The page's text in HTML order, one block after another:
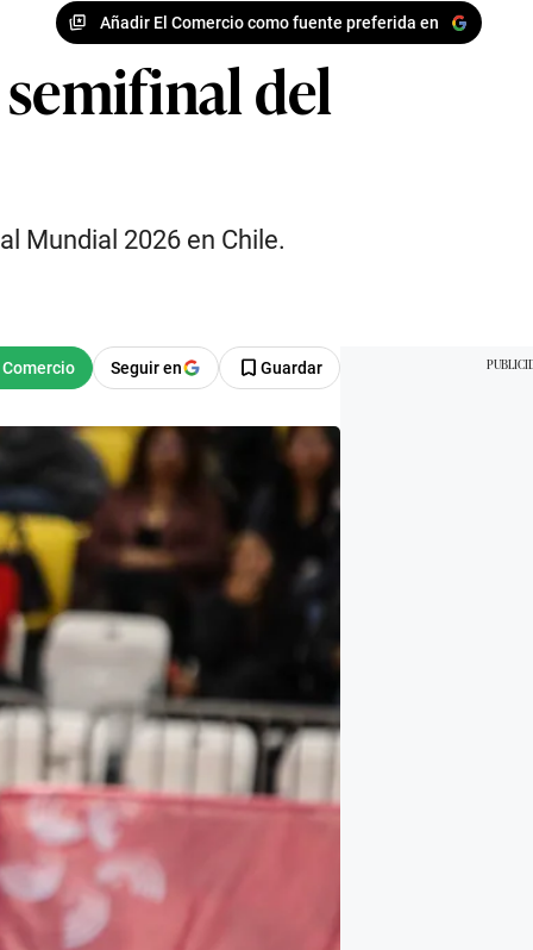
Añadir El Comercio como fuente preferida en
semifinal del
Mundial 2026 en Chile.
Seguir en Guardar